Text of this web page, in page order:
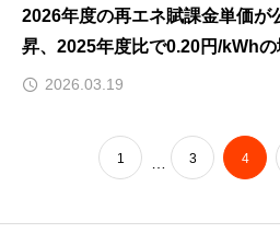
2026年度の再エネ賦課金単価が公表 4.18円/
昇、2025年度比で0.20円/kWhの
2026.03.19
1 3 4